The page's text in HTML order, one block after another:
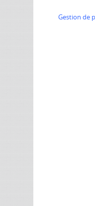
Gestion de